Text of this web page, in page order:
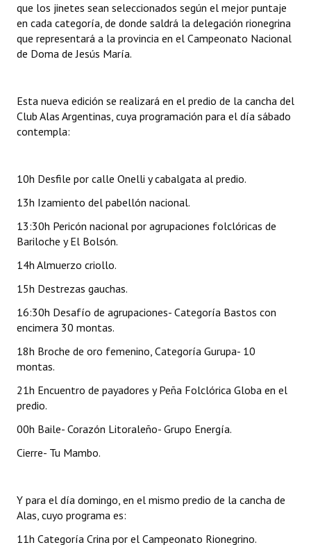
Registros y Distinciones
Datos Históricos
Audiencias Públicas - Registro
Mujeres que Dejaron Huellas - Registro
Huéspedes de Honor - Registro
Bariloche, Municipio intercultural
Entrega de distinciones
REFORMA DE LA CARTA ORGÁNICA
que los jinetes sean seleccionados según el mejor puntaje
en cada categoría, de donde saldrá la delegación rionegrina
que representará a la provincia en el Campeonato Nacional
de Doma de Jesús María.
Esta nueva edición se realizará en el predio de la cancha del
Club Alas Argentinas, cuya programación para el día sábado
contempla:
10h Desfile por calle Onelli y cabalgata al predio.
13h Izamiento del pabellón nacional.
13:30h Pericón nacional por agrupaciones folclóricas de
Bariloche y El Bolsón.
14h Almuerzo criollo.
15h Destrezas gauchas.
16:30h Desafío de agrupaciones- Categoría Bastos con
encimera 30 montas.
18h Broche de oro femenino, Categoría Gurupa- 10
montas.
21h Encuentro de payadores y Peña Folclórica Globa en el
predio.
00h Baile- Corazón Litoraleño- Grupo Energía.
Cierre- Tu Mambo.
Y para el día domingo, en el mismo predio de la cancha de
Alas, cuyo programa es:
11h Categoría Crina por el Campeonato Rionegrino.